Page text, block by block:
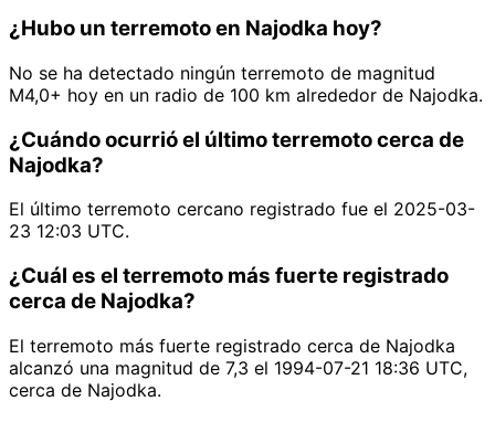
¿Hubo un terremoto en Najodka hoy?
No se ha detectado ningún terremoto de magnitud
M4,0+ hoy en un radio de 100 km alrededor de Najodka.
¿Cuándo ocurrió el último terremoto cerca de
Najodka?
El último terremoto cercano registrado fue el 2025-03-
23 12:03 UTC.
¿Cuál es el terremoto más fuerte registrado
cerca de Najodka?
El terremoto más fuerte registrado cerca de Najodka
alcanzó una magnitud de 7,3 el 1994-07-21 18:36 UTC,
cerca de Najodka.